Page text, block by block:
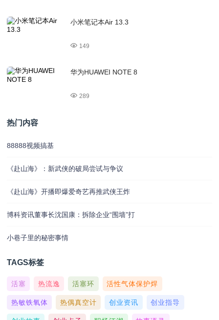
小米笔记本Air 13.3
149
华为HUAWEI NOTE 8
289
热门内容
88888视频搞基
《赴山海》：新武侠的破局尝试与争议
《赴山海》开播即爆爱奇艺再推武侠王炸
博科资讯董事长沈国康：拆除企业“围墙”打
小巷子里的秘密事情
TAGS标签
活塞 热流逸 活塞环 活性气体保护焊
热敏铁氧体 热偶真空计 创业资讯 创业指导